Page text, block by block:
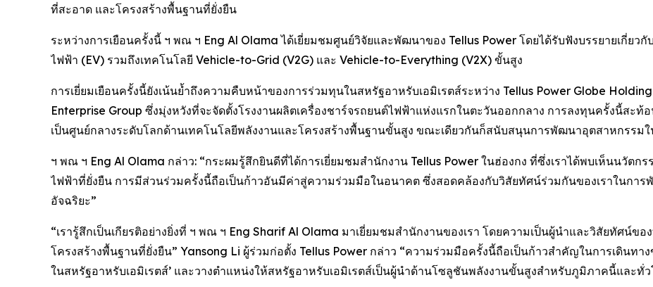
ที่สะอาด และโครงสร้างพื้นฐานที่ยั่งยืน
ระหว่างการเยือนครั้งนี้ ฯ พณ ฯ Eng Al Olama ได้เยี่ยมชมศูนย์วิจัยและพัฒนาของ Tellus Power โดยได้รับฟังบรรยายเกี่ย
ไฟฟ้า (EV) รวมถึงเทคโนโลยี Vehicle-to-Grid (V2G) และ Vehicle-to-Everything (V2X) ขั้นสูง
การเยี่ยมเยือนครั้งนี้ยังเน้นย้ำถึงความคืบหน้าของการร่วมทุนในสหรัฐอาหรับเอมิเรตส์ระหว่าง Tellus Power Globe
Enterprise Group ซึ่งมุ่งหวังที่จะจัดตั้งโรงงานผลิตเครื่องชาร์จรถยนต์ไฟฟ้าแห่งแรกในตะวันออกกลาง การลงทุนครั้งนี้สะท้
เป็นศูนย์กลางระดับโลกด้านเทคโนโลยีพลังงานและโครงสร้างพื้นฐานขั้นสูง ขณะเดียวกันก็สนับสนุนการพัฒนาอุตสาหกรรม
ฯ พณ ฯ Eng Al Olama กล่าว: “กระผมรู้สึกยินดีที่ได้การเยี่ยมชมสำนักงาน Tellus Power ในฮ่องกง ที่ซึ่งเราได้พบเห็นนวัต
ไฟฟ้าที่ยั่งยืน การมีส่วนร่วมครั้งนี้ถือเป็นก้าวอันมีค่าสู่ความร่วมมือในอนาคต ซึ่งสอดคล้องกับวิสัยทัศน์ร่วมกันของเราในกา
อัจฉริยะ”
“เรารู้สึกเป็นเกียรติอย่างยิ่งที่ ฯ พณ ฯ Eng Sharif Al Olama มาเยี่ยมชมสำนักงานของเรา โดยความเป็นผู้นำและวิสัยทัศน์ข
โครงสร้างพื้นฐานที่ยั่งยืน” Yansong Li ผู้ร่วมก่อตั้ง Tellus Power กล่าว “ความร่วมมือครั้งนี้ถือเป็นก้าวสำคัญในการเดินทา
ในสหรัฐอาหรับเอมิเรตส์’ และวางตำแหน่งให้สหรัฐอาหรับเอมิเรตส์เป็นผู้นำด้านโซลูชันพลังงานขั้นสูงสำหรับภูมิภาคนี้และทั่ว